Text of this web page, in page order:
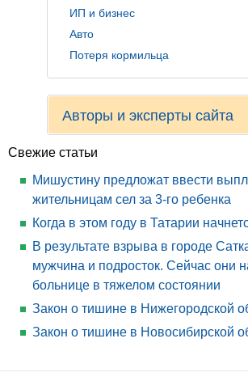
ИП и бизнес
Авто
Потеря кормильца
Авторы и эксперты сайта
Свежие статьи
Мишустину предложат ввести
жительницам сел за 3-го ребенка
Когда в этом году в Татарии
В результате взрыва в городе
мужчина и подросток. Сейчас они
больнице в тяжелом состоянии
Закон о тишине в Нижегородской
Закон о тишине в Новосибирской